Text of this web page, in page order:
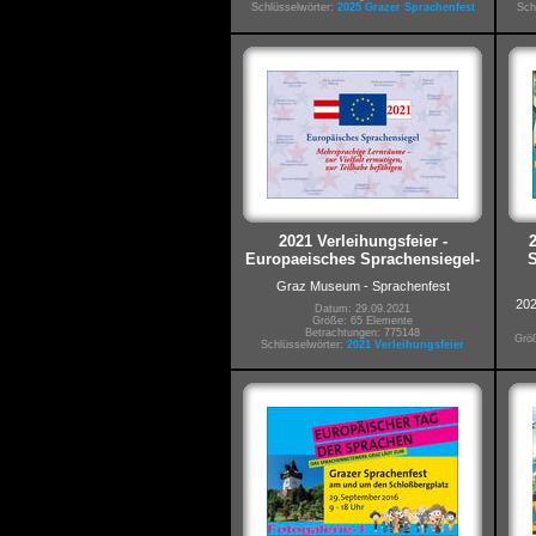
Schlüsselwörter: 2025 Grazer Sprachenfest
2021 Verleihungsfeier -
Europaeisches Sprachensiegel-
Graz Museum - Sprachenfest
Datum: 29.09.2021
Größe: 65 Elemente
Betrachtungen: 775148
Schlüsselwörter: 2021 Verleihungsfeier